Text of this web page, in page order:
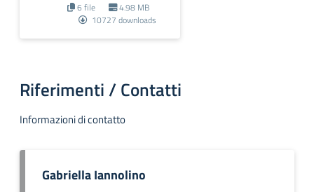
6 file
4.98 MB
10727 downloads
Riferimenti / Contatti
Informazioni di contatto
Gabriella Iannolino